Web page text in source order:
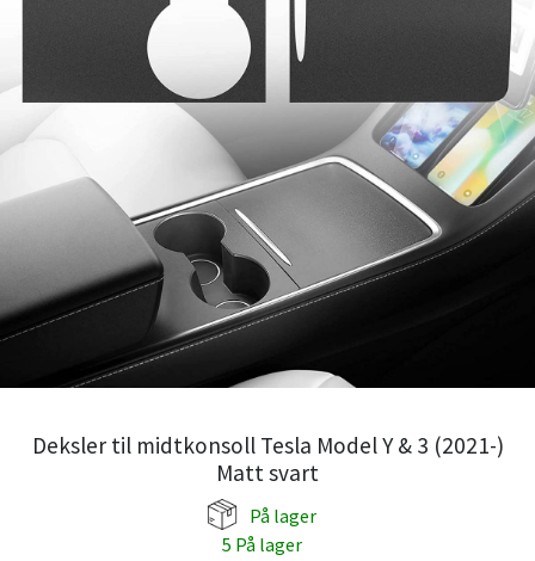
Deksler til midtkonsoll Tesla Model Y & 3 (2021-)
Matt svart
På lager
5 På lager